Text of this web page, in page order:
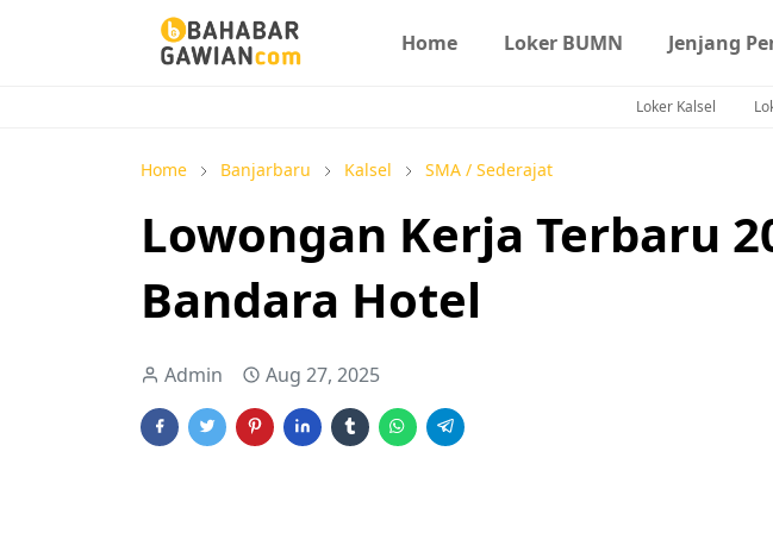
Home Loker BUMN Jenjang
Loker Kalsel
Home Banjarbaru Kalsel SMA / Sederajat
Lowongan Kerja Terbaru
Bandara Hotel
Admin Aug 27, 2025